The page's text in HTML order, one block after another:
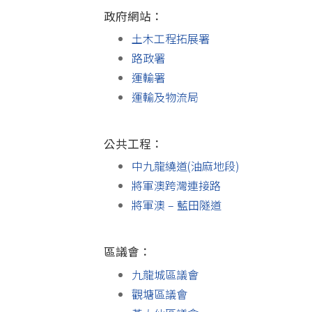
政府網站：
土木工程拓展署
路政署
運輸署
運輸及物流局
公共工程：
中九龍繞道(油麻地段)
將軍澳跨灣連接路
將軍澳 – 藍田隧道
區議會：
九龍城區議會
觀塘區議會